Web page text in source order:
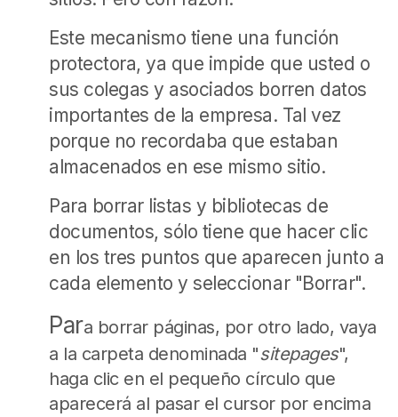
Este mecanismo tiene una función
protectora, ya que impide que usted o
sus colegas y asociados borren datos
importantes de la empresa. Tal vez
porque no recordaba que estaban
almacenados en ese mismo sitio.
Para borrar listas y bibliotecas de
documentos, sólo tiene que hacer clic
en los tres puntos que aparecen junto a
cada elemento y seleccionar "Borrar".
Para borrar páginas, por otro lado, vaya
a la carpeta denominada "sitepages",
haga clic en el pequeño círculo que
aparecerá al pasar el cursor por encima